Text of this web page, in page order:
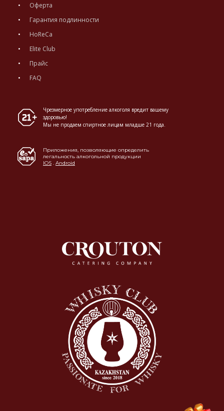
Оферта
Гарантия подлинности
HoReCa
Elite Club
Прайс
FAQ
Чрезмерное употребление алкоголя вредит вашему
здоровью!
Мы не продаем спиртное лицам младше 21 года.
Приложения, позволяющие определить
легальность алкогольной продукции
IOS . Android